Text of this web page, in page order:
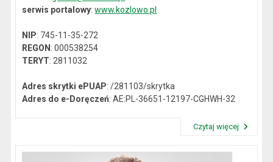
serwis portalowy:www.kozlowo.pl
NIP: 745-11-35-272
REGON: 000538254
TERYT: 2811032
Adres skrytki ePUAP: /281103/skrytka
Adres do e-Doręczeń: AE:PL-36651-12197-CGHWH-32
Czytaj więcej